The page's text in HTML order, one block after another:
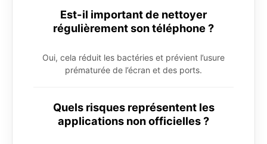
Est-il important de nettoyer
régulièrement son téléphone ?
Oui, cela réduit les bactéries et prévient l’usure
prématurée de l’écran et des ports.
Quels risques représentent les
applications non officielles ?